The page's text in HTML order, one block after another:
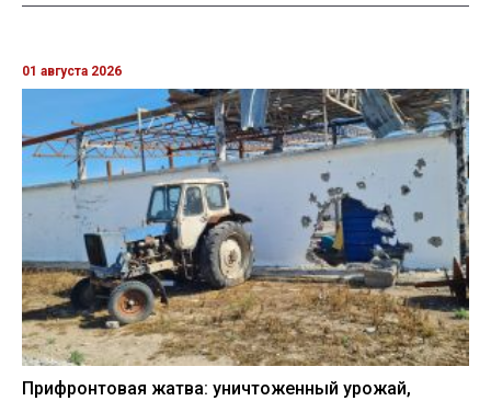
01 августа 2026
Прифронтовая жатва: уничтоженный урожай,